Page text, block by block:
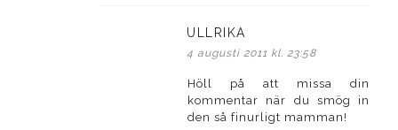
ULLRIKA
4 augusti 2011 kl. 23:58
Höll på att missa din
kommentar när du smög in
den så finurligt mamman!